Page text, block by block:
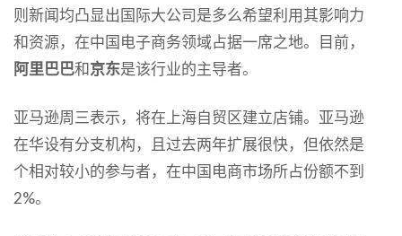
则新闻均凸显出国际大公司是多么希望利用其影响力
和资源，在中国电子商务领域占据一席之地。目前，
阿里巴巴和京东是该行业的主导者。
亚马逊周三表示，将在上海自贸区建立店铺。亚马逊
在华设有分支机构，且过去两年扩展很快，但依然是
个相对较小的参与者，在中国电商市场所占份额不到
2%。